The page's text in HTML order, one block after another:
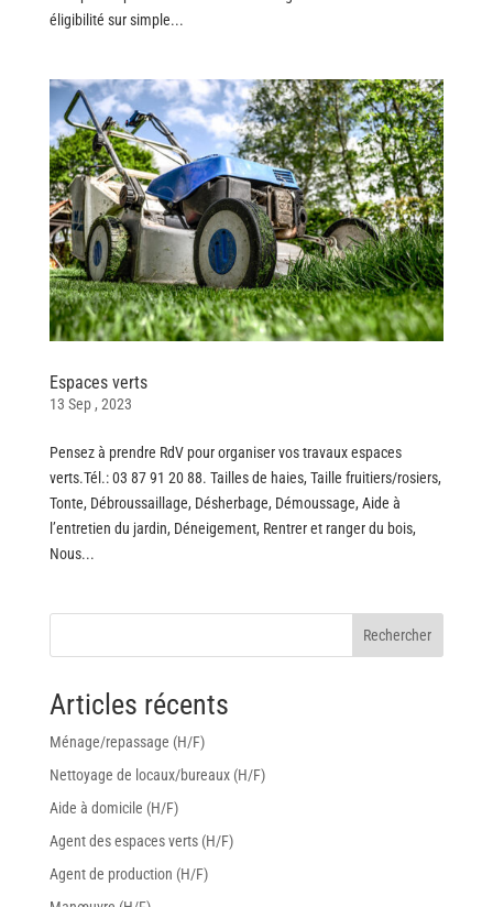
éligibilité sur simple...
Espaces verts
13 Sep , 2023
Pensez à prendre RdV pour organiser vos travaux espaces
verts.Tél.: 03 87 91 20 88. Tailles de haies, Taille fruitiers/rosiers,
Tonte, Débroussaillage, Désherbage, Démoussage, Aide à
l’entretien du jardin, Déneigement, Rentrer et ranger du bois,
Nous...
Rechercher
Articles récents
Ménage/repassage (H/F)
Nettoyage de locaux/bureaux (H/F)
Aide à domicile (H/F)
Agent des espaces verts (H/F)
Agent de production (H/F)